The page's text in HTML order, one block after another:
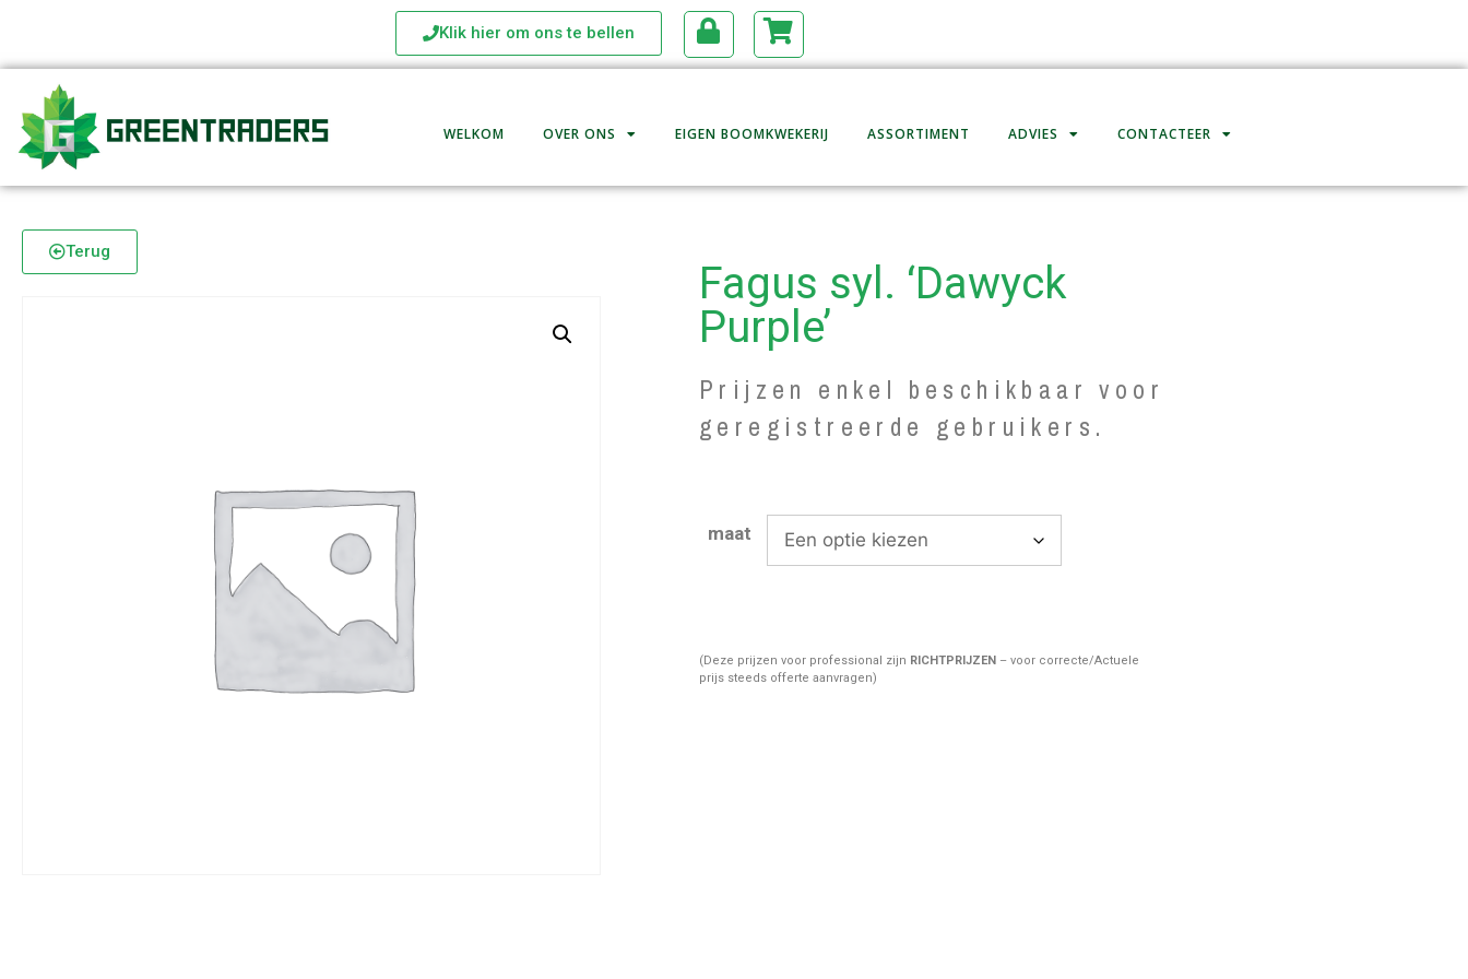
Klik hier om ons te bellen
WELKOM OVER ONS EIGEN BOOMKWEKERIJ ASSORTIMENT ADVIES CONTACTEER
Terug
Fagus syl. ‘Dawyck
Purple’
Prijzen enkel beschikbaar voor
geregistreerde gebruikers.
maat
(Deze prijzen voor professional zijn RICHTPRIJZEN – voor correcte/Actuele
prijs steeds offerte aanvragen)